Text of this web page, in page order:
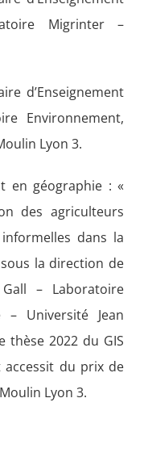
Migrinter –
d’Enseignement
Environnement,
Lyon 3.
en géographie : «
des agriculteurs
dans la
la direction de
– Laboratoire
– Université Jean
thèse 2022 du GIS
accessit du prix de
Lyon 3.